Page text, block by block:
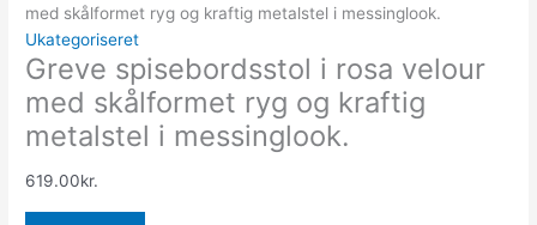
med skålformet ryg og kraftig metalstel i messinglook.
Ukategoriseret
Greve spisebordsstol i rosa velour
med skålformet ryg og kraftig
metalstel i messinglook.
619.00kr.